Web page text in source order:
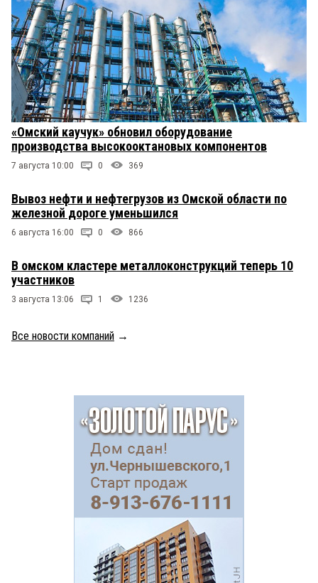
«Омский каучук» обновил оборудование
производства высокооктановых компонентов
7 августа 10:00 0 369
Вывоз нефти и нефтегрузов из Омской области по
железной дороге уменьшился
6 августа 16:00 0 866
В омском кластере металлоконструкций теперь 10
участников
3 августа 13:06 1 1236
Все новости компаний →